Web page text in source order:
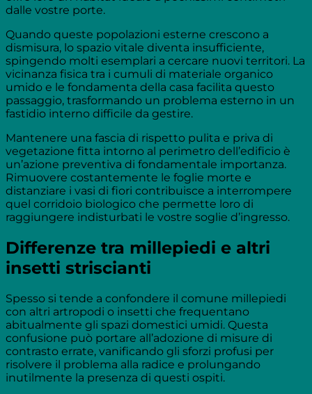
dalle vostre porte.
Quando queste popolazioni esterne crescono a
dismisura, lo spazio vitale diventa insufficiente,
spingendo molti esemplari a cercare nuovi territori. La
vicinanza fisica tra i cumuli di materiale organico
umido e le fondamenta della casa facilita questo
passaggio, trasformando un problema esterno in un
fastidio interno difficile da gestire.
Mantenere una fascia di rispetto pulita e priva di
vegetazione fitta intorno al perimetro dell’edificio è
un’azione preventiva di fondamentale importanza.
Rimuovere costantemente le foglie morte e
distanziare i vasi di fiori contribuisce a interrompere
quel corridoio biologico che permette loro di
raggiungere indisturbati le vostre soglie d’ingresso.
Differenze tra millepiedi e altri
insetti striscianti
Spesso si tende a confondere il comune millepiedi
con altri artropodi o insetti che frequentano
abitualmente gli spazi domestici umidi. Questa
confusione può portare all’adozione di misure di
contrasto errate, vanificando gli sforzi profusi per
risolvere il problema alla radice e prolungando
inutilmente la presenza di questi ospiti.